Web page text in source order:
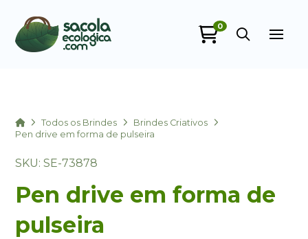
0
HomeTodos os Brindes
Brindes Criativos
Pen drive em forma de pulseira
SKU: SE-73878
Pen drive em forma de
pulseira